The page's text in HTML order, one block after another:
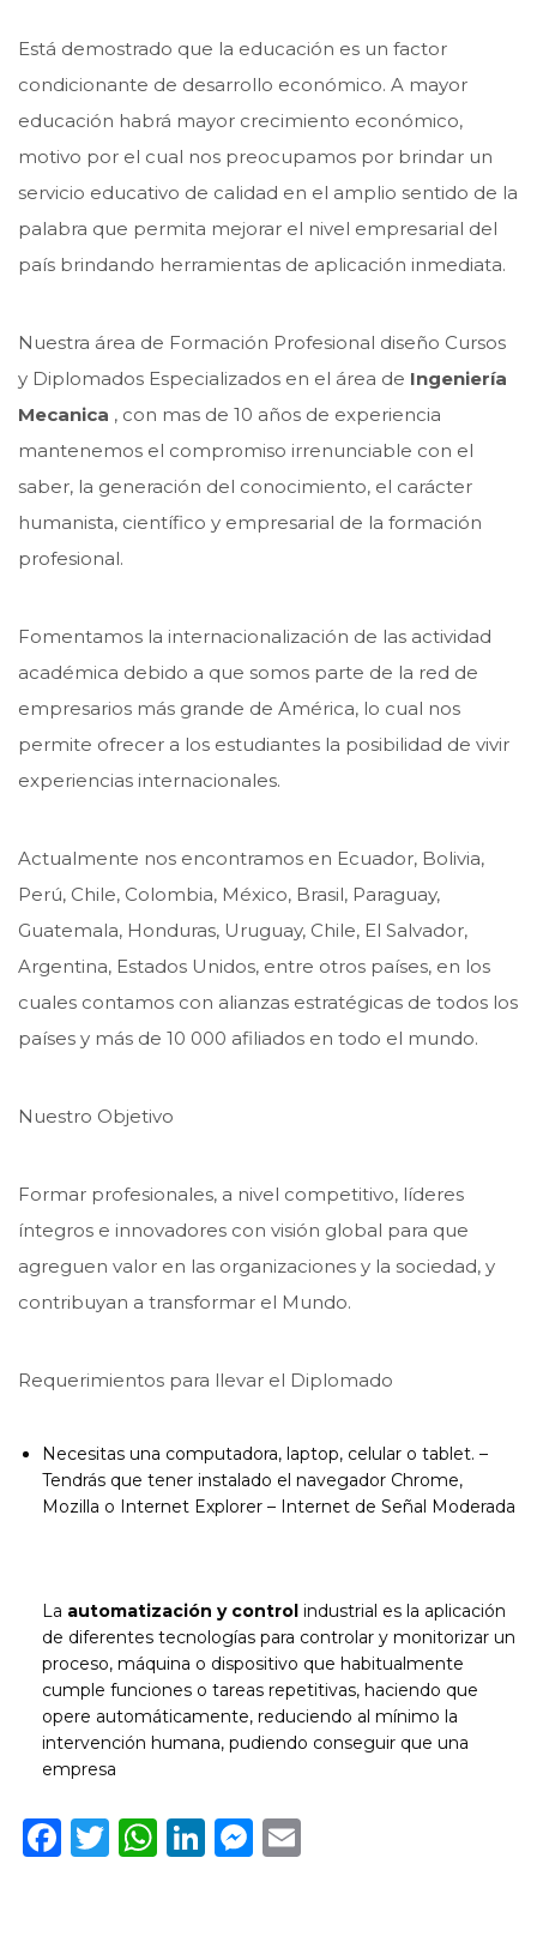
Está demostrado que la educación es un factor
condicionante de desarrollo económico. A mayor
educación habrá mayor crecimiento económico,
motivo por el cual nos preocupamos por brindar un
servicio educativo de calidad en el amplio sentido de la
palabra que permita mejorar el nivel empresarial del
país brindando herramientas de aplicación inmediata.
Nuestra área de Formación Profesional diseño Cursos
y Diplomados Especializados en el área de Ingeniería
Mecanica , con mas de 10 años de experiencia
mantenemos el compromiso irrenunciable con el
saber, la generación del conocimiento, el carácter
humanista, científico y empresarial de la formación
profesional.
Fomentamos la internacionalización de las actividad
académica debido a que somos parte de la red de
empresarios más grande de América, lo cual nos
permite ofrecer a los estudiantes la posibilidad de vivir
experiencias internacionales.
Actualmente nos encontramos en Ecuador, Bolivia,
Perú, Chile, Colombia, México, Brasil, Paraguay,
Guatemala, Honduras, Uruguay, Chile, El Salvador,
Argentina, Estados Unidos, entre otros países, en los
cuales contamos con alianzas estratégicas de todos los
países y más de 10 000 afiliados en todo el mundo.
Nuestro Objetivo
Formar profesionales, a nivel competitivo, líderes
íntegros e innovadores con visión global para que
agreguen valor en las organizaciones y la sociedad, y
contribuyan a transformar el Mundo.
Requerimientos para llevar el Diplomado
Necesitas una computadora, laptop, celular o tablet. –
Tendrás que tener instalado el navegador Chrome,
Mozilla o Internet Explorer – Internet de Señal Moderada
La automatización y control industrial es la aplicación
de diferentes tecnologías para controlar y monitorizar un
proceso, máquina o dispositivo que habitualmente
cumple funciones o tareas repetitivas, haciendo que
opere automáticamente, reduciendo al mínimo la
intervención humana, pudiendo conseguir que una
empresa
Facebook
Twitter
WhatsApp
LinkedIn
Messenger